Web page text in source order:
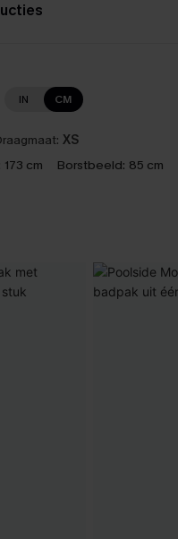
IN CM
XS
173 cm Borstbeeld: 85 cm